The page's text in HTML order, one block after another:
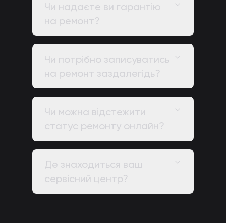
Чи надаєте ви гарантію
на ремонт?
Чи потрібно записуватись
на ремонт заздалегідь?
Чи можна відстежити
статус ремонту онлайн?
Де знаходиться ваш
сервісний центр?